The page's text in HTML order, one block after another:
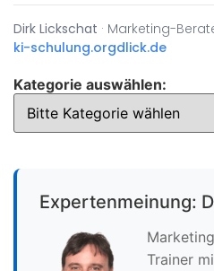
Dirk Lickschat · Marketing-
ki-schulung.orgdlick.de
Kategorie auswählen:
Expertenmeinung:
Trainer